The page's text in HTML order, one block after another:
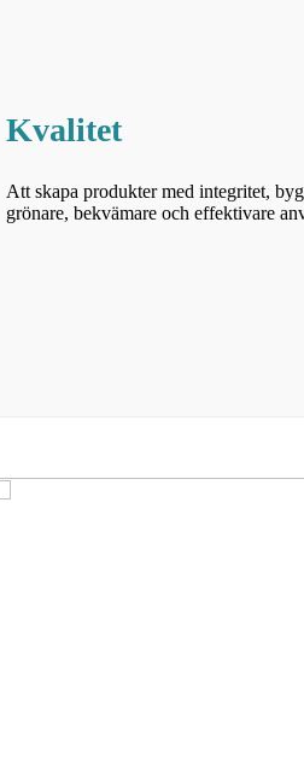
Kvalitet
Att skapa produkter med integritet,
grönare, bekvämare och effektivare